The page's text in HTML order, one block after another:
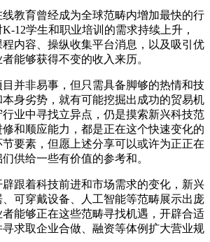
育曾经成为全球范畴内增加最快的行
12学生和职业培训的需求持续上升，
内容、操纵收集平台消息，以及吸引优
能够获得不变的收入来历。
非易事，但只需具备脚够的热情和技
身劣势，就有可能挖掘出成功的贸易机
业中寻找立异点，仍是摸索新兴科技范
和顺应能力，都是正在这个快速变化的
要素，但愿上述分享可以或许为正正在
供给一些有价值的参考和。
着科技前进和市场需求的变化，新兴
可穿戴设备、人工智能等范畴展示出庞
能够正在这些范畴寻找机遇，开辟合适
求取企业合做、融资等体例扩大营业规